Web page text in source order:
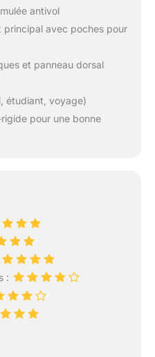
antivol
principal avec poches pour
et panneau dorsal
étudiant, voyage)
pour une bonne
: